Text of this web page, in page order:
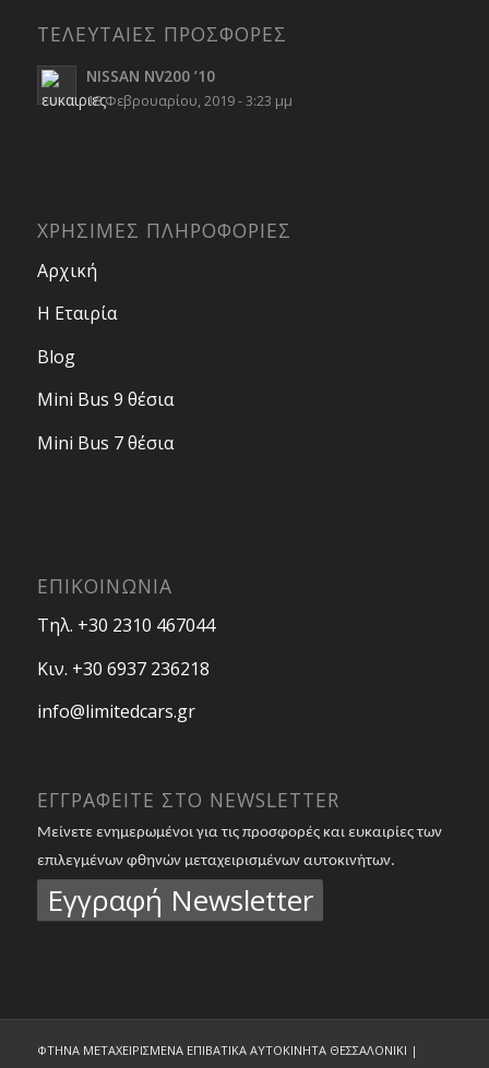
ΤΕΛΕΥΤΑΙΕΣ ΠΡΟΣΦΟΡΕΣ
NISSAN NV200 ’10
18 Φεβρουαρίου, 2019 - 3:23 μμ
ΧΡΗΣΙΜΕΣ ΠΛΗΡΟΦΟΡΙΕΣ
Αρχική
Η Εταιρία
Blog
Mini Bus 9 θέσια
Mini Bus 7 θέσια
ΕΠΙΚΟΙΝΩΝΙΑ
Τηλ. +30 2310 467044
Κιν. +30 6937 236218
info@limitedcars.gr
ΕΓΓΡΑΦΕΙΤΕ ΣΤΟ NEWSLETTER
Μείνετε ενημερωμένοι για τις προσφορές και ευκαιρίες των
επιλεγμένων φθηνών μεταχειρισμένων αυτοκινήτων.
Εγγραφή Newsletter
ΦΤΗΝΑ ΜΕΤΑΧΕΙΡΙΣΜΕΝΑ ΕΠΙΒΑΤΙΚΑ ΑΥΤΟΚΙΝΗΤΑ ΘΕΣΣΑΛΟΝΙΚΙ |